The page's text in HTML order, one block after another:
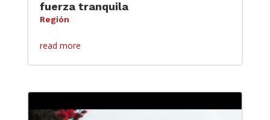
fuerza tranquila
Región
read more